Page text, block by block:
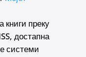
книги преку
достапна
системи